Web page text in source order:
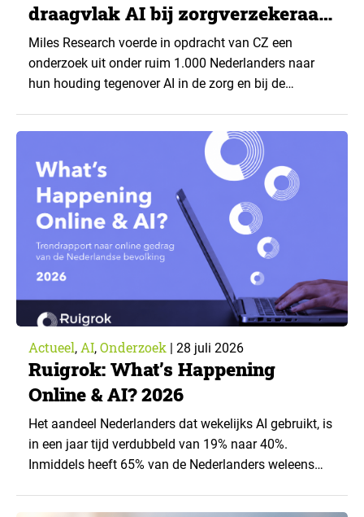
draagvlak AI bij zorgverzekeraar
CZ
Miles Research voerde in opdracht van CZ een
onderzoek uit onder ruim 1.000 Nederlanders naar
hun houding tegenover AI in de zorg en bij de
toepassingen, en waar trekken zij een grens? Dit
artikel is aangeleverd door kennispartner Miles
Research. ▼ De uitkomsten zijn…
Actueel, AI, Onderzoek | 28 juli 2026
Ruigrok: What’s Happening
Online & AI? 2026
Het aandeel Nederlanders dat wekelijks AI gebruikt, is
in een jaar tijd verdubbeld van 19% naar 40%.
Inmiddels heeft 65% van de Nederlanders weleens